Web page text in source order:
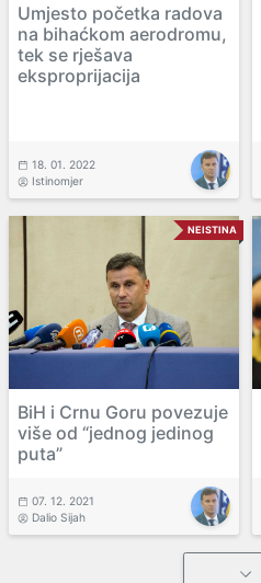
Umjesto početka radova
na bihaćkom aerodromu,
tek se rješava
eksproprijacija
18. 01. 2022
Istinomjer
NEISTINA
BiH i Crnu Goru povezuje
više od “jednog jedinog
puta”
07. 12. 2021
Dalio Sijah